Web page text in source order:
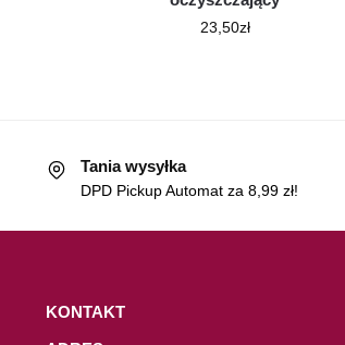
23,50zł
Tania wysyłka
DPD Pickup Automat za 8,99 zł!
KONTAKT